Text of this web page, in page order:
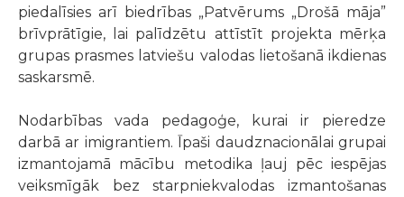
piedalīsies arī biedrības „Patvērums „Drošā māja”
brīvprātīgie, lai palīdzētu attīstīt projekta mērķa
grupas prasmes latviešu valodas lietošanā ikdienas
saskarsmē.
Nodarbības vada pedagoģe, kurai ir pieredze
darbā ar imigrantiem. Īpaši daudznacionālai grupai
izmantojamā mācību metodika ļauj pēc iespējas
veiksmīgāk bez starpniekvalodas izmantošanas